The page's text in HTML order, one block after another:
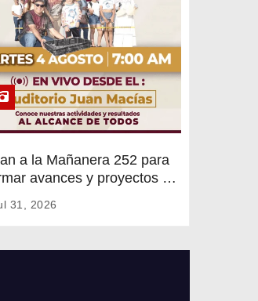
a la Mañanera 252 para
avances y proyectos de
31, 2026